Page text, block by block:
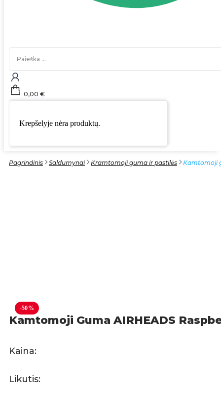
Search
0,00 €
Krepšelyje nėra produktų.
Pagrindinis Saldumynai Kramtomoji guma ir pastilės Kamtomoji
-50%
Kamtomoji Guma AIRHEADS
Kaina:
Likutis: